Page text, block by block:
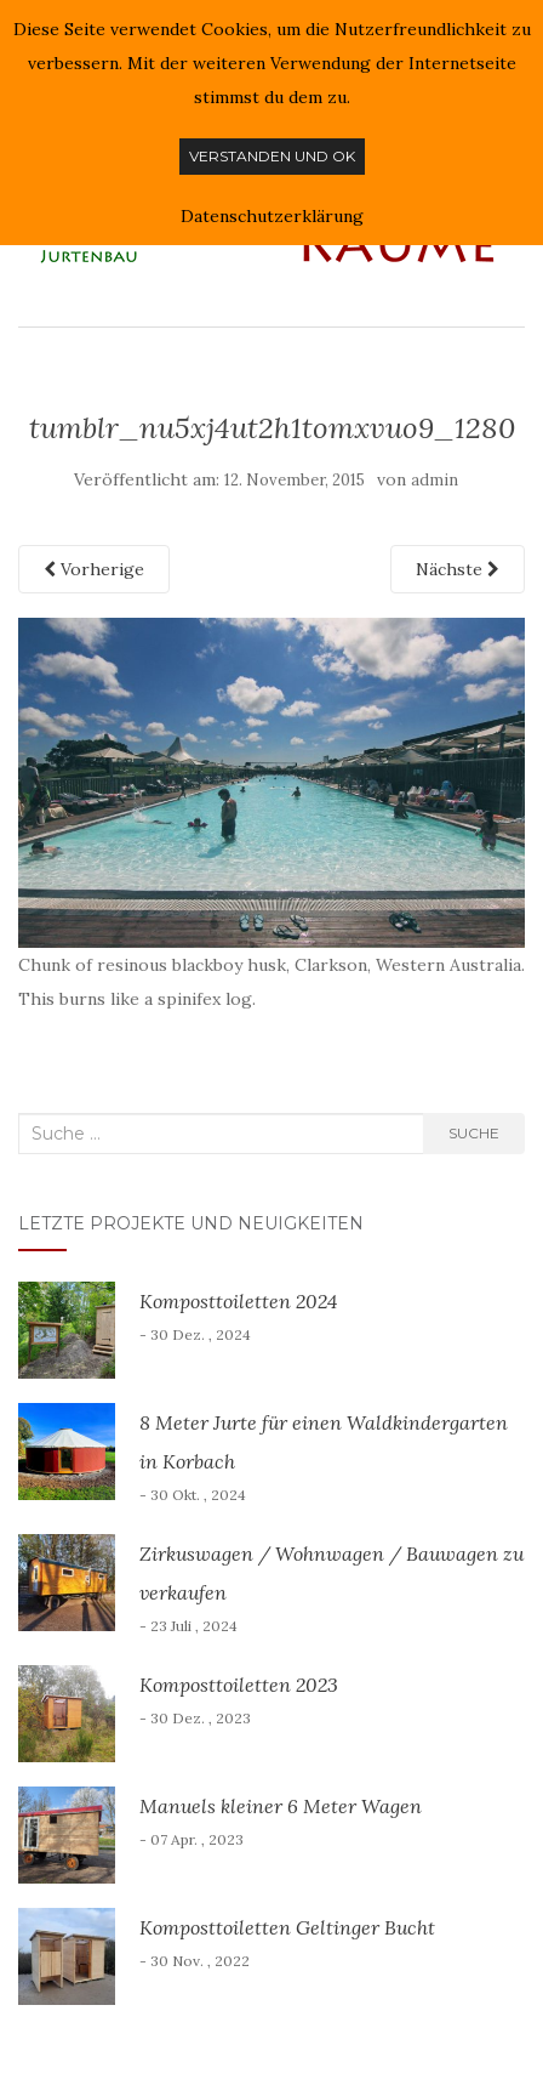
NAVIGATION EIN-/AUSSCHALTEN
tumblr_nu5xj4ut2h1tomxvuo9_1280
Veröffentlicht am: 12. November, 2015 von admin
Vorherige Nächste
Chunk of resinous blackboy husk, Clarkson, Western Australia.
This burns like a spinifex log.
Suche
SUCHE
LETZTE PROJEKTE UND NEUIGKEITEN
Komposttoiletten 2024
- 30 Dez. , 2024
8 Meter Jurte für einen Waldkindergarten
in Korbach
- 30 Okt. , 2024
Zirkuswagen / Wohnwagen / Bauwagen zu
verkaufen
- 23 Juli , 2024
Komposttoiletten 2023
- 30 Dez. , 2023
Manuels kleiner 6 Meter Wagen
- 07 Apr. , 2023
Komposttoiletten Geltinger Bucht
- 30 Nov. , 2022
Diese Seite verwendet Cookies, um die Nutzerfreundlichkeit zu
verbessern. Mit der weiteren Verwendung der Internetseite
stimmst du dem zu.
VERSTANDEN UND OK
Datenschutzerklärung